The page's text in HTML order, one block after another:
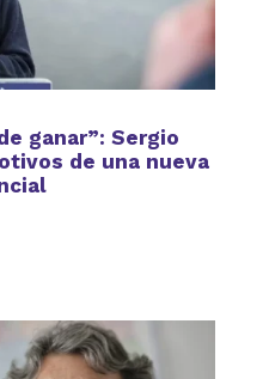
ganar”: Sergio
de una nueva